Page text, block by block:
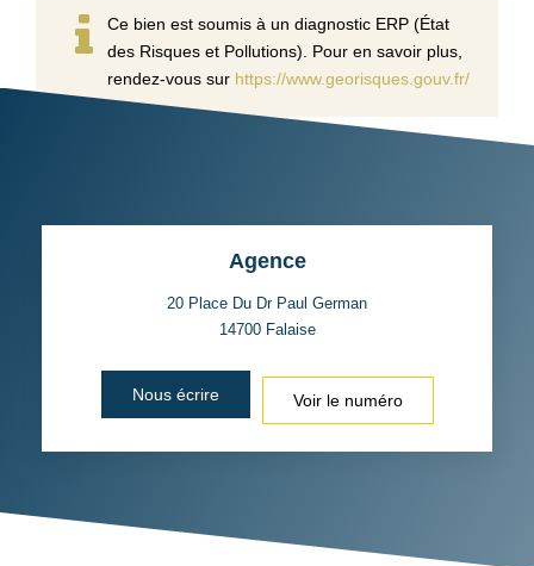
Ce bien est soumis à un diagnostic ERP (État
des Risques et Pollutions). Pour en savoir plus,
rendez-vous sur https://www.georisques.gouv.fr/
Agence
20 Place Du Dr Paul German
14700 Falaise
Nous écrire Voir le numéro